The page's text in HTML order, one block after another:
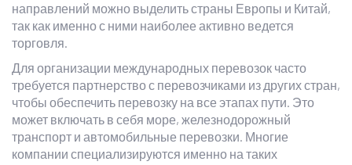
направлений можно выделить страны Европы и Китай,
так как именно с ними наиболее активно ведется
торговля.
Для организации международных перевозок часто
требуется партнерство с перевозчиками из других стран,
чтобы обеспечить перевозку на все этапах пути. Это
может включать в себя море, железнодорожный
транспорт и автомобильные перевозки. Многие
компании специализируются именно на таких